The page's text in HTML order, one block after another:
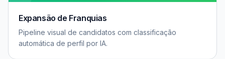
Expansão de Franquias
Pipeline visual de candidatos com classificação
automática de perfil por IA.